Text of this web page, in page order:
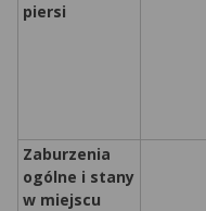
piersi
Zaburzenia
ogólne i stany
w miejscu